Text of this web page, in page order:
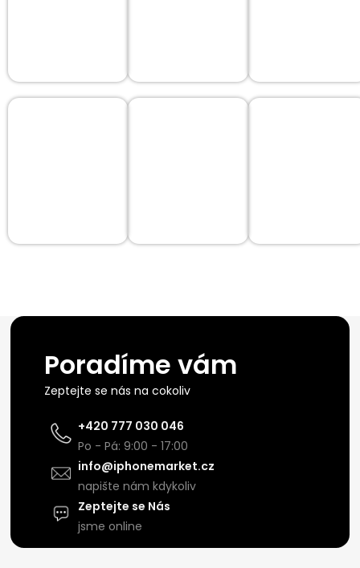
Poradíme vám
Zeptejte se nás na cokoliv
+420 777 030 046
Po - Pá: 9:00 - 17:00
info@iphonemarket.cz
napište nám kdykoliv
Zeptejte se Nás
jsme online